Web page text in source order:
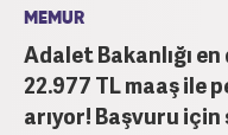
MEMUR
Adalet Bakanlığı
22.977 TL maaş ile
arıyor! Başvuru için